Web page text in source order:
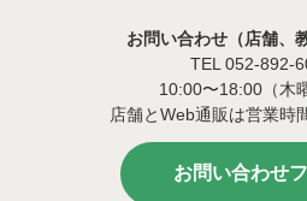
お問い合わせ（店舗、
TEL 052-892-
10:00〜18:00（木
店舗とWeb通販は営業時
お問い合わせ